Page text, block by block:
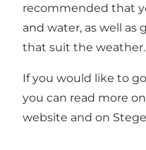
recommended that
and water, as well as
that suit the weather.
If you would like to
you can read more on
website and on